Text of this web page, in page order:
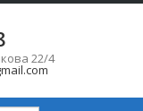
22/4